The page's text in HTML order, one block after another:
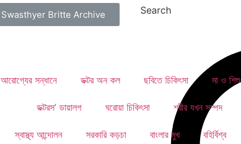
Swasthyer Britte Archive Search
আরোগ্যের সন্ধানে ডক্টর অন কল ছবিতে চিকিৎসা মা ও শিশু
ডক্টরস’ ডায়ালগ ঘরোয়া চিকিৎসা শরীর যখন সম্পদ
স্বাস্থ্য আন্দোলন সরকারি কড়চা বাংলার মুখ বহির্বিশ্ব